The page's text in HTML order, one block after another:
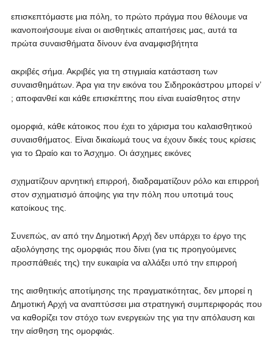
επισκεπτόμαστε μια πόλη, το πρώτο πράγμα που θέλουμε να
ικανοποιήσουμε είναι οι αισθητικές απαιτήσεις μας, αυτά τα
πρώτα συναισθήματα δίνουν ένα αναμφισβήτητα
ακριβές σήμα. Ακριβές για τη στιγμιαία κατάσταση των
συναισθημάτων. Άρα για την εικόνα του Σιδηροκάστρου μπορεί ν’
; αποφανθεί και κάθε επισκέπτης που είναι ευαίσθητος στην
ομορφιά, κάθε κάτοικος που έχει το χάρισμα του καλαισθητικού
συναισθήματος. Είναι δικαίωμά τους να έχουν δικές τους κρίσεις
για το Ωραίο και το Άσχημο. Οι άσχημες εικόνες
σχηματίζουν αρνητική επιρροή, διαδραματίζουν ρόλο και επιρροή
στον σχηματισμό άποψης για την πόλη που υποτιμά τους
κατοίκους της.
Συνεπώς, αν από την Δημοτική Αρχή δεν υπάρχει το έργο της
αξιολόγησης της ομορφιάς που δίνει (για τις προηγούμενες
προσπάθειές της) την ευκαιρία να αλλάξει υπό την επιρροή
της αισθητικής αποτίμησης της πραγματικότητας, δεν μπορεί η
Δημοτική Αρχή να αναπτύσσει μια στρατηγική συμπεριφοράς που
να καθορίζει τον στόχο των ενεργειών της για την απόλαυση και
την αίσθηση της ομορφιάς.